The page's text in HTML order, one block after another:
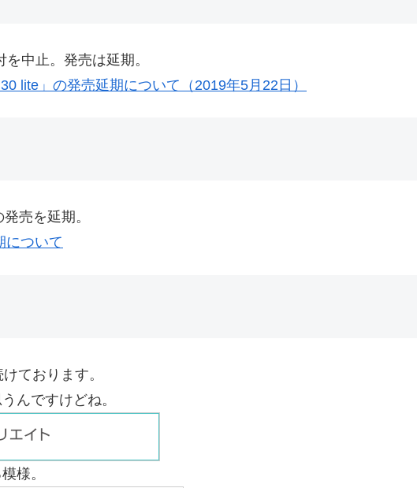
中止。発売は延期。
lite」の発売延期について（2019年5月22日）
売を延期。
について
ております。
んですけどね。
様。